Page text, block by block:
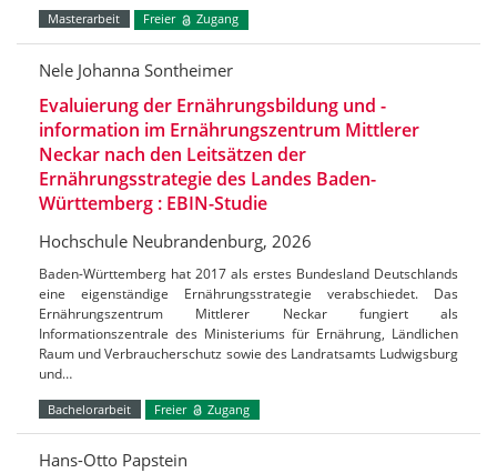
Masterarbeit Freier Zugang
Nele Johanna Sontheimer
Evaluierung der Ernährungsbildung und -
information im Ernährungszentrum Mittlerer
Neckar nach den Leitsätzen der
Ernährungsstrategie des Landes Baden-
Württemberg : EBIN-Studie
Hochschule Neubrandenburg, 2026
Baden-Württemberg hat 2017 als erstes Bundesland Deutschlands
eine eigenständige Ernährungsstrategie verabschiedet. Das
Ernährungszentrum Mittlerer Neckar fungiert als
Informationszentrale des Ministeriums für Ernährung, Ländlichen
Raum und Verbraucherschutz sowie des Landratsamts Ludwigsburg
und…
Bachelorarbeit Freier Zugang
Hans-Otto Papstein